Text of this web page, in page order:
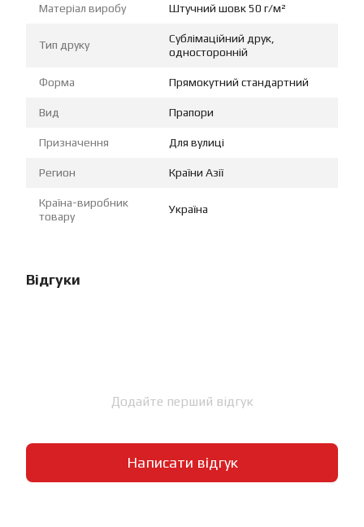
Матеріал виробу Штучний шовк 50 г/м²
Тип друку
Сублімаційний друк,
односторонній
Форма Прямокутний стандартний
Вид Прапори
Призначення Для вулиці
Регион Країни Азії
Країна-виробник
товару
Україна
Відгуки
Додайте перший відгук
Написати відгук